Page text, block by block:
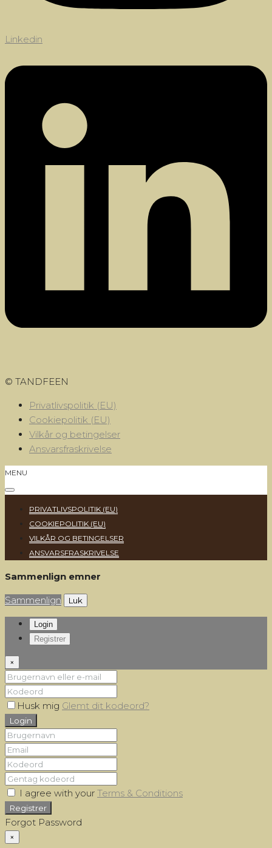
Linkedin
© TANDFEEN
Privatlivspolitik (EU)
Cookiepolitik (EU)
Vilkår og betingelser
Ansvarsfraskrivelse
MENU
PRIVATLIVSPOLITIK (EU)
COOKIEPOLITIK (EU)
VILKÅR OG BETINGELSER
ANSVARSFRASKRIVELSE
Sammenlign emner
Sammenlign Luk
Login
Registrer
×
Husk mig Glemt dit kodeord?
Login
I agree with your Terms & Conditions
Registrer
Forgot Password
×